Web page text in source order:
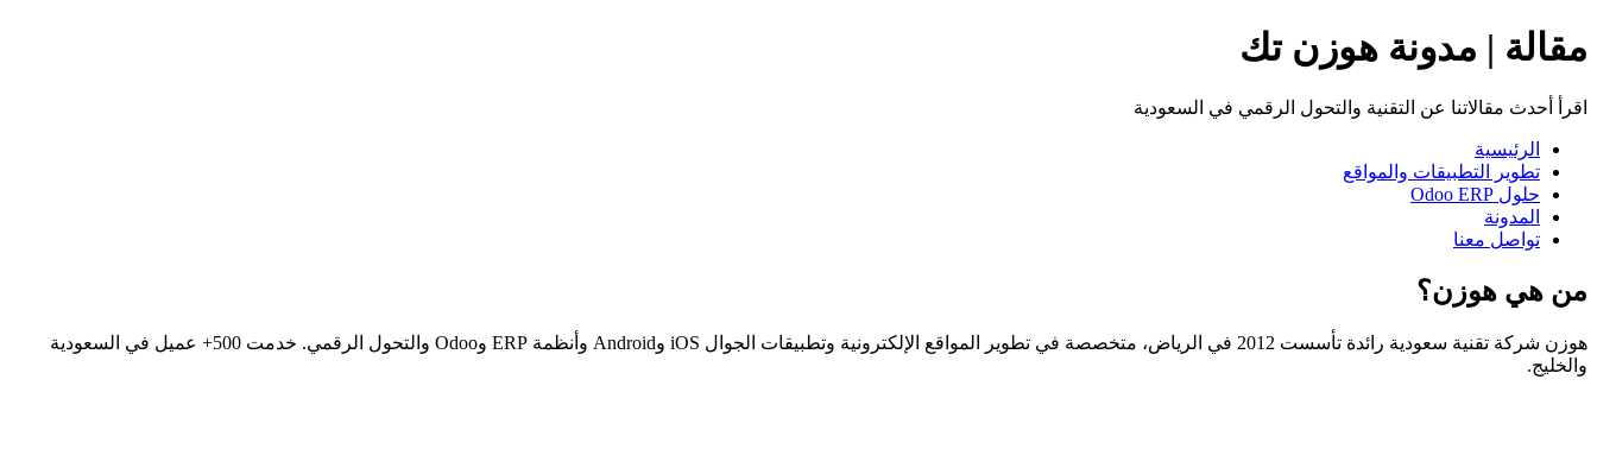
مقالة | مدونة هوزن تك
اقرأ أحدث مقالاتنا عن التقنية والتحول الرقمي في السعودية
الرئيسية
تطوير التطبيقات والمواقع
حلول Odoo ERP
المدونة
تواصل معنا
من هي هوزن؟
هوزن شركة تقنية سعودية رائدة تأسست 2012 في الرياض، متخصصة في تطوير المواقع الإلكترونية وتطبيقات الجوال iOS وAndroid وأنظمة ERP وOdoo والتحول الرقمي. خدمت 500+ عميل في السعودية
والخليج.